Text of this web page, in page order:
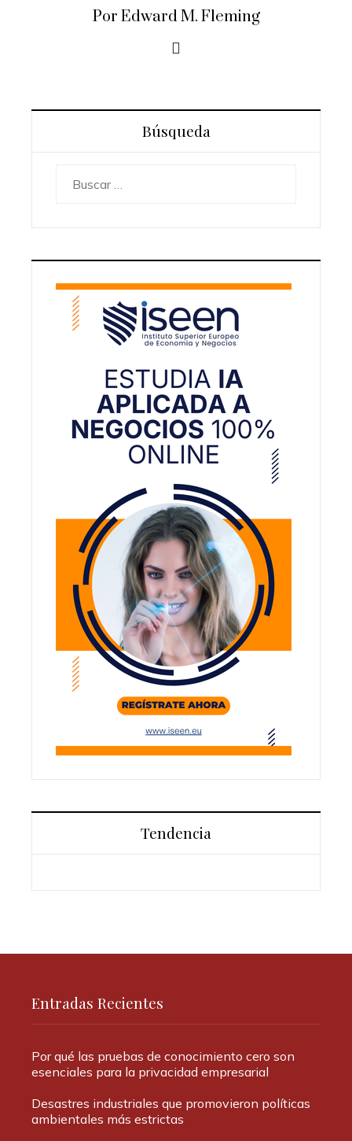
Por Edward M. Fleming
Búsqueda
Tendencia
Entradas Recientes
Por qué las pruebas de conocimiento cero son
esenciales para la privacidad empresarial
Desastres industriales que promovieron políticas
ambientales más estrictas